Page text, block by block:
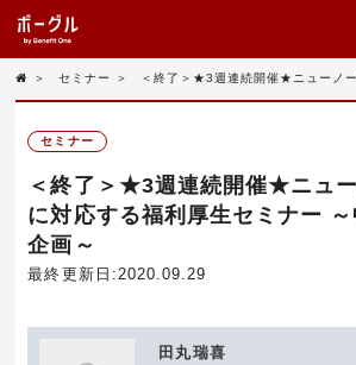
＞ セミナー ＞ ＜終了＞★3週連続開催★ニューノ
セミナー
＜終了＞★3週連続開催★ニュ
に対応する福利厚生セミナー
企画～
最終更新日:2020.09.29
田丸瑞喜